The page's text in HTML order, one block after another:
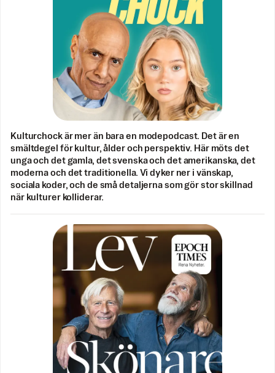
Kulturchock är mer än bara en modepodcast. Det är en
smältdegel för kultur, ålder och perspektiv. Här möts det
unga och det gamla, det svenska och det amerikanska, det
moderna och det traditionella. Vi dyker ner i vänskap,
sociala koder, och de små detaljerna som gör stor skillnad
när kulturer kolliderar.